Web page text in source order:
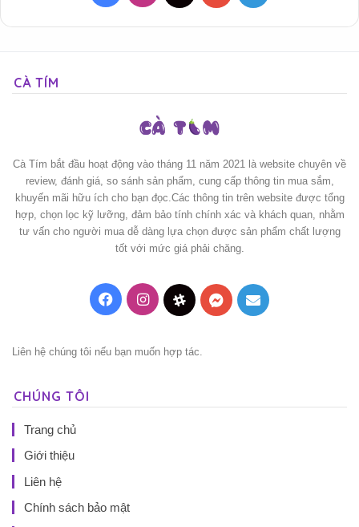
CÀ TÍM
Cà Tím bắt đầu hoạt động vào tháng 11 năm 2021 là website chuyên về
review, đánh giá, so sánh sản phẩm, cung cấp thông tin mua sắm,
khuyến mãi hữu ích cho bạn đọc.Các thông tin trên website được tổng
hợp, chọn lọc kỹ lưỡng, đảm bảo tính chính xác và khách quan, nhằm
tư vấn cho người mua dễ dàng lựa chọn được sản phẩm chất lượng
tốt với mức giá phải chăng.
FacebookInstagramThreadsMessenger
Mail
Liên hệ chúng tôi nếu bạn muốn hợp tác.
CHÚNG TÔI
Trang chủ
Giới thiệu
Liên hệ
Chính sách bảo mật